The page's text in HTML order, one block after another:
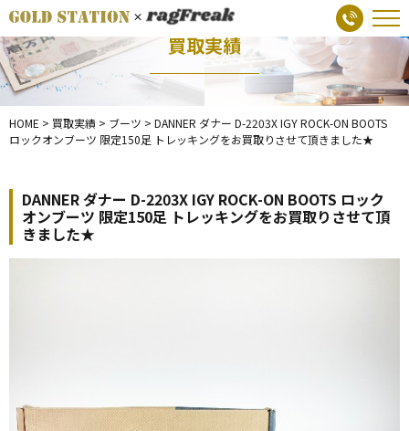
買取実績
HOME > 買取実績 > ブーツ > DANNER ダナー D-2203X IGY ROCK-ON BOOTS
ロックオンブーツ 限定150足 トレッキングをお買取りさせて頂きました★
DANNER ダナー D-2203X IGY ROCK-ON BOOTS ロック
オンブーツ 限定150足 トレッキングをお買取りさせて頂
きました★